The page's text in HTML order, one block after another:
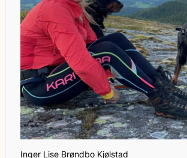
Inger Lise Brøndbo Kjølstad